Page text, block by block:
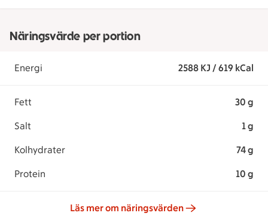
Näringsvärde per portion
Energi 2588 KJ / 619 kCal
Fett 30 g
Salt 1 g
Kolhydrater 74 g
Protein 10 g
Läs mer om näringsvärden